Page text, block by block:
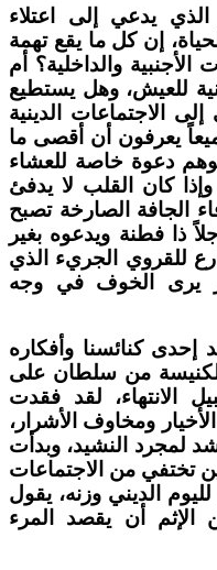
يدعي إلى اعتلاء
إن كل ما يقع تهمة
والداخلية؟ أم
للعيش، وهل يستطيع
الاجتماعات الدينية
يعرفون أن أقصى ما
دعوة خاصة للعشاء
كان القلب لا يدفئ
الجافة الصارخة تصبح
ذا فطنة ويدعوه بغير
للقروي الجريء الذي
يرى الخوف في وجه
كنائسنا وأفكاره
من سلطان على
لقد فقدت
ومخاوف الأشرار،
لمجرد النشيد، وبدأت
تختفي من الاجتماعات
الديني وزنه، يقول
أن يقصد المرء